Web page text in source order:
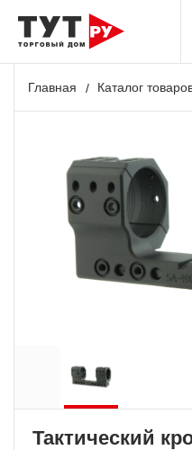
Главная Каталог
Тактический